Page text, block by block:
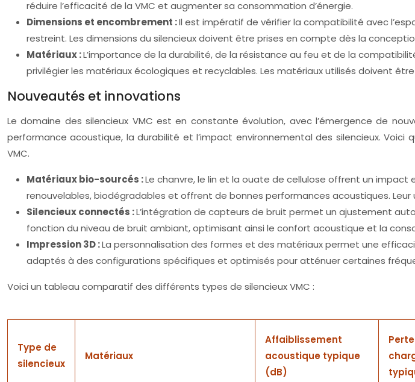
réduire l’efficacité de la VMC et augmenter sa consommation d’énergie.
Dimensions et encombrement :Il est impératif de vérifier la compatibilité avec
restreint. Les dimensions du silencieux doivent être prises en compte dès la
Matériaux :L’importance de la durabilité, de la résistance au feu et de la
privilégier les matériaux écologiques et recyclables. Les matériaux utilisés doivent
Nouveautés et innovations
Le domaine des silencieux VMC est en constante évolution, avec l’émergence de
performance acoustique, la durabilité et l’impact environnemental des silencieux.
VMC.
Matériaux bio-sourcés :Le chanvre, le lin et la ouate de cellulose offrent un
renouvelables, biodégradables et offrent de bonnes performances acoustiques.
Silencieux connectés :L’intégration de capteurs de bruit permet un ajustement
fonction du niveau de bruit ambiant, optimisant ainsi le confort acoustique et la
Impression 3D :La personnalisation des formes et des matériaux permet une
adaptés à des configurations spécifiques et optimisés pour atténuer certaines
Voici un tableau comparatif des différents types de silencieux VMC :
Type de
silencieux
Matériaux
Affaiblissement
acoustique typique
(dB)